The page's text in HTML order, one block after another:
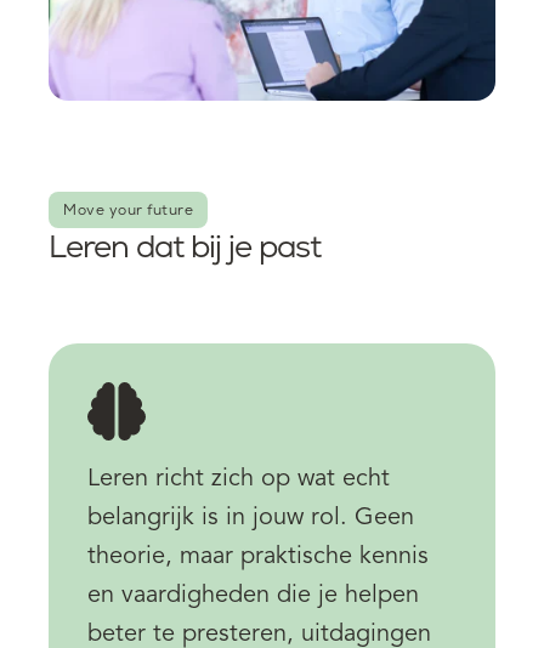
Move your future
Leren dat bij je past
Leren richt zich op wat echt
belangrijk is in jouw rol. Geen
theorie, maar praktische kennis
en vaardigheden die je helpen
beter te presteren, uitdagingen